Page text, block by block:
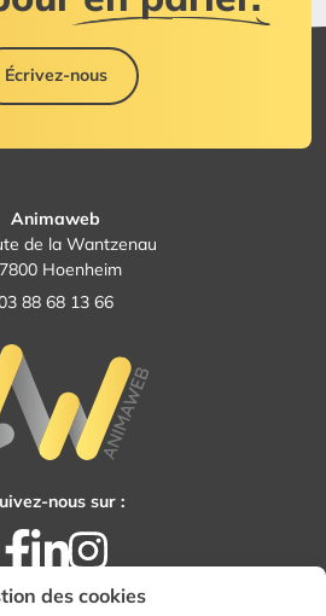
des cookies
Écrivez-nous
Animaweb
de la Wantzenau
Hoenheim
88 68 13 66
nous sur :
Facebook
LinkedInInstagram